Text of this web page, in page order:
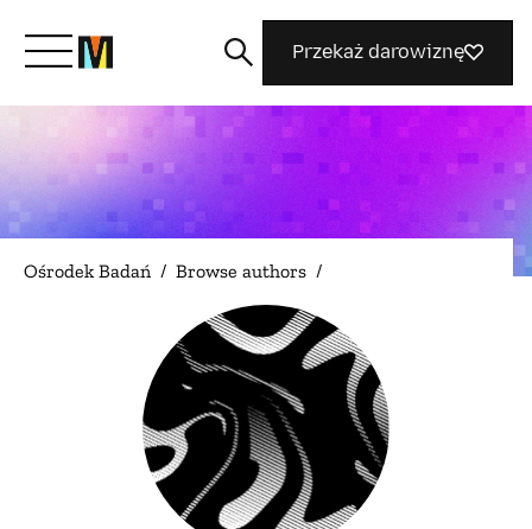
Poznaj Mozillę
Co robimy
Dołącz do nas
Magazyn
Przekaż darowiznę
Ośrodek Badań / Browse authors /